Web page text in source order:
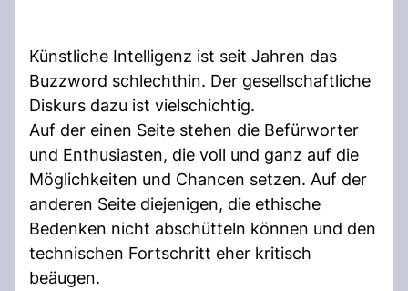
Künstliche Intelligenz ist seit Jahren das
Buzzword schlechthin. Der gesellschaftliche
Diskurs dazu ist vielschichtig.
Auf der einen Seite stehen die Befürworter
und Enthusiasten, die voll und ganz auf die
Möglichkeiten und Chancen setzen. Auf der
anderen Seite diejenigen, die ethische
Bedenken nicht abschütteln können und den
technischen Fortschritt eher kritisch
beäugen.